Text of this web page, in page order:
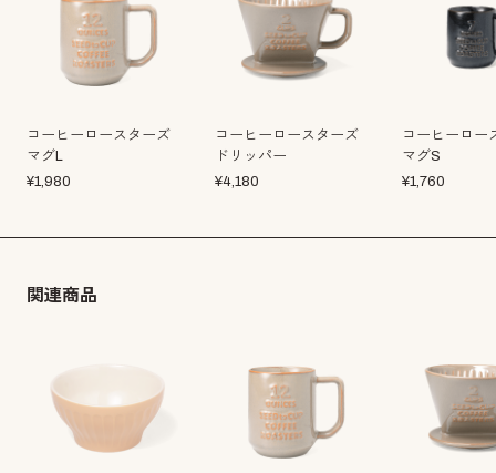
コーヒーロースターズ
マグL
¥1,980
コーヒーロースターズ
ドリッパー
¥4,180
コーヒーロー
マグS
¥1,760
関連商品